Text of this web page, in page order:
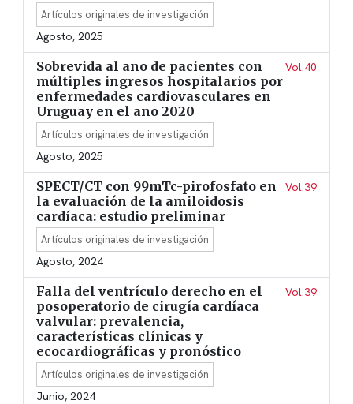
Artículos originales de investigación
Agosto, 2025
Sobrevida al año de pacientes con
múltiples ingresos hospitalarios por
enfermedades cardiovasculares en
Uruguay en el año 2020
Vol.40
Artículos originales de investigación
Agosto, 2025
SPECT/CT con 99mTc-pirofosfato en
la evaluación de la amiloidosis
cardíaca: estudio preliminar
Vol.39
Artículos originales de investigación
Agosto, 2024
Falla del ventrículo derecho en el
posoperatorio de cirugía cardíaca
valvular: prevalencia,
características clínicas y
ecocardiográficas y pronóstico
Vol.39
Artículos originales de investigación
Junio, 2024